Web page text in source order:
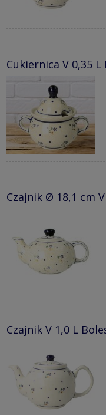
Cukiernica V 0,35 L
Czajnik Ø 18,1 cm V
Czajnik V 1,0 L